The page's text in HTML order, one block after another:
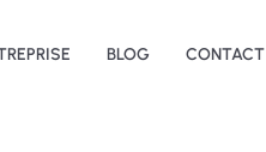
BLOG CONTACT